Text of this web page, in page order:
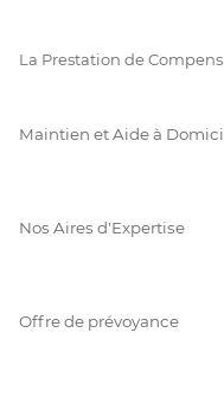
La Prestation de
Maintien et Aide à
Nos Aires d'Expertise
Offre de prévoyance